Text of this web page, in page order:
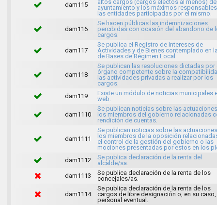
dam115
altos cargos (cargos electos al menos)
ayuntamiento y los máximos
las entidades participadas por el mismo.
dam116
Se hacen públicas las indemnizaciones
percibidas con ocasión del abandono de
cargos.
dam117
Se publica el Registro de Intereses de
Actividades y de Bienes contemplado en
de Bases de Régimen Local.
dam118
Se publican las resoluciones dictadas por
órgano competente sobre la
las actividades privadas a realizar por los
cargos.
dam119
Existe un módulo de noticias municipales
web.
dam1110
Se publican noticias sobre las
los miembros del gobierno relacionadas
rendición de cuentas.
dam1111
Se publican noticias sobre las
los miembros de la oposición
el control de la gestión del gobierno o las
mociones presentadas por estos en los
dam1112
Se publica declaración de la renta del
alcalde/sa.
dam1113
Se publica declaración de la renta de los
concejales/as.
dam1114
Se publica declaración de la renta de los
cargos de libre designación o, en su
personal eventual.